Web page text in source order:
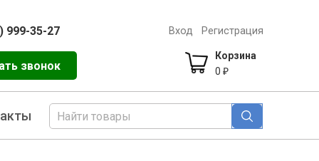
999-35-27
звонок
Вход Регистрация
Корзина
0 ₽